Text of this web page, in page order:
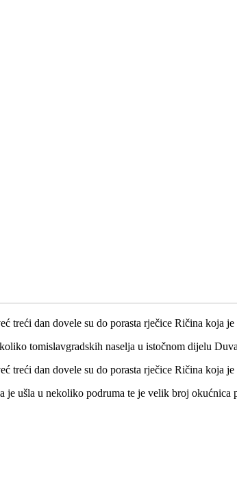
treći dan dovele su do porasta rječice Ričina koja
tomislavgradskih naselja u istočnom dijelu
treći dan dovele su do porasta rječice Ričina koja
ušla u nekoliko podruma te je velik broj okućnica